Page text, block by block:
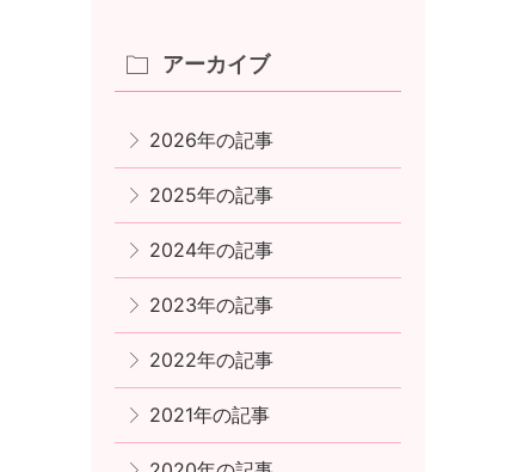
アーカイブ
2026年の記事
2025年の記事
2024年の記事
2023年の記事
2022年の記事
2021年の記事